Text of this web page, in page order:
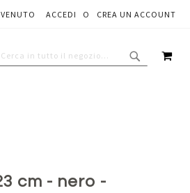
ACCEDI CREA UN ACCOUNT
cm - nero -